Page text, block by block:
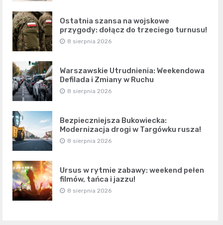
Ostatnia szansa na wojskowe
przygody: dołącz do trzeciego turnusu!
8 sierpnia 2026
Warszawskie Utrudnienia: Weekendowa
Defilada i Zmiany w Ruchu
8 sierpnia 2026
Bezpieczniejsza Bukowiecka:
Modernizacja drogi w Targówku rusza!
8 sierpnia 2026
Ursus w rytmie zabawy: weekend pełen
filmów, tańca i jazzu!
8 sierpnia 2026